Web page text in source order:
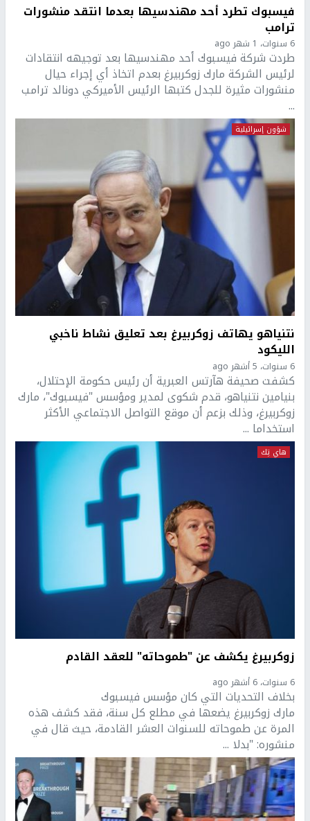
فيسبوك تطرد أحد مهندسيها بعدما انتقد منشورات
ترامب
6 سنوات، 1 شهر ago
طردت شركة فيسبوك أحد مهندسيها بعد توجيهه انتقادات
لرئيس الشركة مارك زوكربيرغ بعدم اتخاذ أي إجراء حيال
منشورات مثيرة للجدل كتبها الرئيس الأميركي دونالد ترامب
...
شؤون إسرائيلية
نتنياهو يهاتف زوكربيرغ بعد تعليق نشاط ناخبي
الليكود
6 سنوات، 5 أشهر ago
كشفت صحيفة هآرتس العبرية أن رئيس حكومة الإحتلال،
بنيامين نتنياهو، قدم شكوى لمدير ومؤسس "فيسبوك"، مارك
زوكربيرغ، وذلك بزعم أن موقع التواصل الاجتماعي الأكثر
استخداما ...
هاي تِك
زوكربيرغ يكشف عن "طموحاته" للعقد القادم
6 سنوات، 6 أشهر ago
بخلاف التحديات التي كان مؤسس فيسبوك
مارك زوكربيرغ يضعها في مطلع كل سنة، فقد كشف هذه
المرة عن طموحاته للسنوات العشر القادمة، حيث قال في
منشوره: "بدلا ...